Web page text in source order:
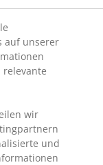
auf unserer
wir
und